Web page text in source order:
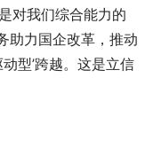
对我们综合能力的
力国企改革，推动
型’跨越。这是立信